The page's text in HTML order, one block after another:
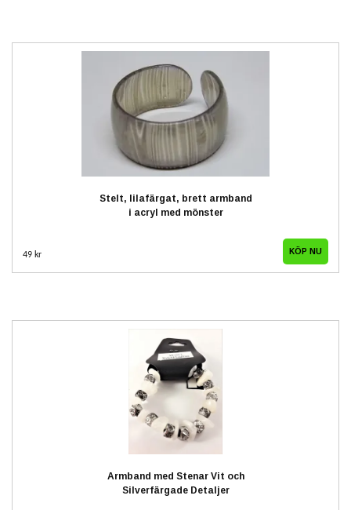
Stelt, lilafärgat, brett armband
i acryl med mönster
49 kr
Armband med Stenar Vit och
Silverfärgade Detaljer